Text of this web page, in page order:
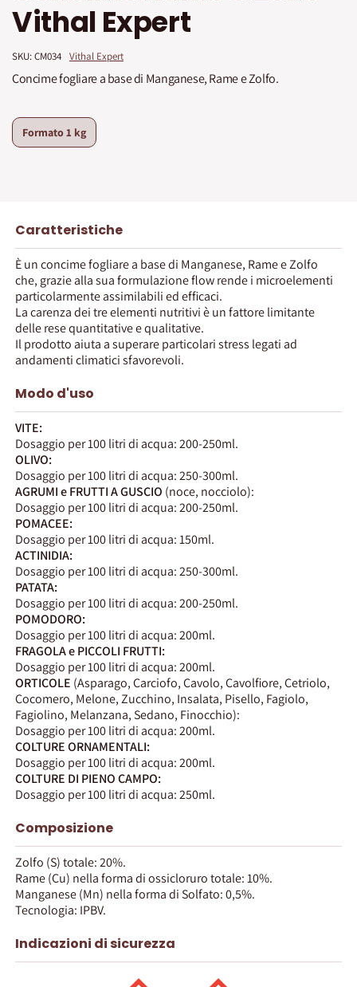
galleria
di
Vithal Expert
SKU: CM034 Vithal Expert
Concime fogliare a base di Manganese, Rame e Zolfo.
Formato1 kg
Caratteristiche
È un concime fogliare a base di Manganese, Rame e Zolfo
che, grazie alla sua formulazione flow rende i microelementi
particolarmente assimilabili ed efficaci.
La carenza dei tre elementi nutritivi è un fattore limitante
delle rese quantitative e qualitative.
Il prodotto aiuta a superare particolari stress legati ad
andamenti climatici sfavorevoli.
Modo d'uso
VITE:
Dosaggio per 100 litri di acqua: 200-250ml.
OLIVO:
Dosaggio per 100 litri di acqua: 250-300ml.
AGRUMI e FRUTTI A GUSCIO (noce, nocciolo):
Dosaggio per 100 litri di acqua: 200-250ml.
POMACEE:
Dosaggio per 100 litri di acqua: 150ml.
ACTINIDIA:
Dosaggio per 100 litri di acqua: 250-300ml.
PATATA:
Dosaggio per 100 litri di acqua: 200-250ml.
POMODORO:
Dosaggio per 100 litri di acqua: 200ml.
FRAGOLA e PICCOLI FRUTTI:
Dosaggio per 100 litri di acqua: 200ml.
ORTICOLE (Asparago, Carciofo, Cavolo, Cavolfiore, Cetriolo,
Cocomero, Melone, Zucchino, Insalata, Pisello, Fagiolo,
Fagiolino, Melanzana, Sedano, Finocchio):
Dosaggio per 100 litri di acqua: 200ml.
COLTURE ORNAMENTALI:
Dosaggio per 100 litri di acqua: 200ml.
COLTURE DI PIENO CAMPO:
Dosaggio per 100 litri di acqua: 250ml.
Composizione
Zolfo (S) totale: 20%.
Rame (Cu) nella forma di ossicloruro totale: 10%.
Manganese (Mn) nella forma di Solfato: 0,5%.
Tecnologia: IPBV.
Indicazioni di sicurezza